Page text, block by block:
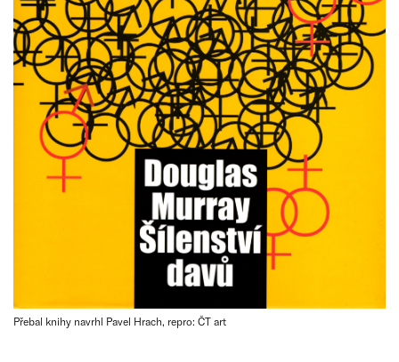
Přebal knihy navrhl Pavel Hrach, repro: ČT art